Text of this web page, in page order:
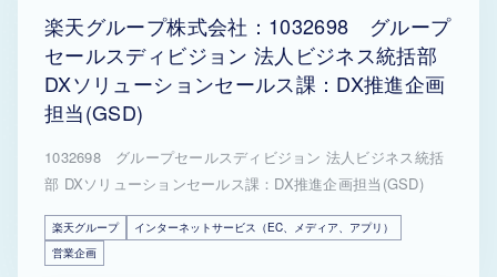
楽天グループ株式会社：1032698 グループ
セールスディビジョン 法人ビジネス統括部
DXソリューションセールス課：DX推進企画
担当(GSD)
1032698 グループセールスディビジョン 法人ビジネス統括
部 DXソリューションセールス課：DX推進企画担当(GSD)
楽天グループ
インターネットサービス（EC、メディア、アプリ）
営業企画